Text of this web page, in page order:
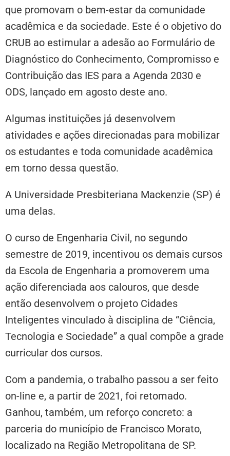
que promovam o bem-estar da comunidade
acadêmica e da sociedade. Este é o objetivo do
CRUB ao estimular a adesão ao Formulário de
Diagnóstico do Conhecimento, Compromisso e
Contribuição das IES para a Agenda 2030 e
ODS, lançado em agosto deste ano.
Algumas instituições já desenvolvem
atividades e ações direcionadas para mobilizar
os estudantes e toda comunidade acadêmica
em torno dessa questão.
A Universidade Presbiteriana Mackenzie (SP) é
uma delas.
O curso de Engenharia Civil, no segundo
semestre de 2019, incentivou os demais cursos
da Escola de Engenharia a promoverem uma
ação diferenciada aos calouros, que desde
então desenvolvem o projeto Cidades
Inteligentes vinculado à disciplina de “Ciência,
Tecnologia e Sociedade” a qual compõe a grade
curricular dos cursos.
Com a pandemia, o trabalho passou a ser feito
on-line e, a partir de 2021, foi retomado.
Ganhou, também, um reforço concreto: a
parceria do município de Francisco Morato,
localizado na Região Metropolitana de SP.